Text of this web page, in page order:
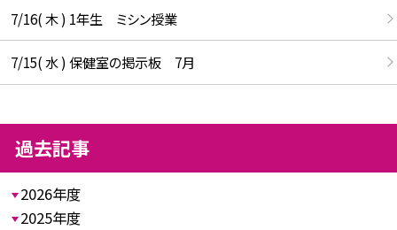
7/16( 木 ) 1年生 ミシン授業
7/15( 水 ) 保健室の掲示板 7月
過去記事
2026年度
2025年度